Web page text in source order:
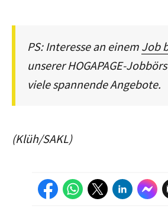
PS: Interesse an einem Job
unserer HOGAPAGE-
viele spannende Angebote.
(Klüh/SAKL)